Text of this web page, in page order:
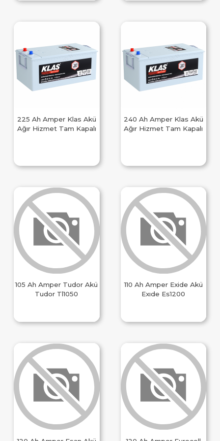
225 Ah Amper Klas Akü
Ağır Hizmet Tam Kapalı
240 Ah Amper Klas Akü
Ağır Hizmet Tam Kapalı
105 Ah Amper Tudor Akü
Tudor Tl1050
110 Ah Amper Exide Akü
Exıde Es1200